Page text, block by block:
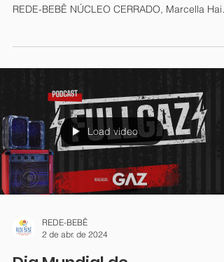
Autismo – entrevista com
Marcella Haick Mallard
Conselho Regional de Psicologia de Goiás
(CRP09) entrevista a Psicóloga, coordenadora
REDE-BEBÊ NÚCLEO CERRADO, Marcella
Mallard.